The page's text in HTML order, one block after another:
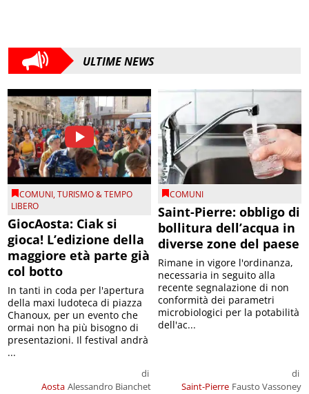
ULTIME NEWS
COMUNI,TURISMO & TEMPO
LIBERO
GiocAosta: Ciak si
gioca! L’edizione della
maggiore età parte già
col botto
Aosta
di
Alessandro Bianchet
In tanti in coda per l'apertura
della maxi ludoteca di piazza
Chanoux, per un evento che
ormai non ha più bisogno di
presentazioni. Il festival andrà
...
COMUNI
Saint-Pierre: obbligo di
bollitura dell’acqua in
diverse zone del paese
Saint-Pierre
di
Fausto Vassoney
Rimane in vigore l'ordinanza,
necessaria in seguito alla
recente segnalazione di non
conformità dei parametri
microbiologici per la potabilità
dell'ac...